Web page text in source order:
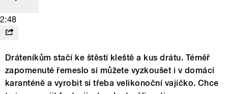
2:48
Dráteníkům stačí ke štěstí kleště a kus drátu. Téměř
zapomenuté řemeslo si můžete vyzkoušet i v domácí
karanténě a vyrobit si třeba velikonoční vajíčko. Chce